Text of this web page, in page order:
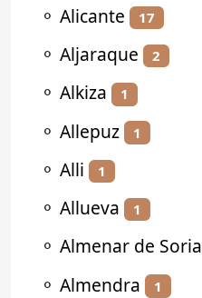
⚬ Alicante 17
⚬ Aljaraque 2
⚬ Alkiza 1
⚬ Allepuz 1
⚬ Alli 1
⚬ Allueva 1
⚬ Almenar de Soria
⚬ Almendra 1